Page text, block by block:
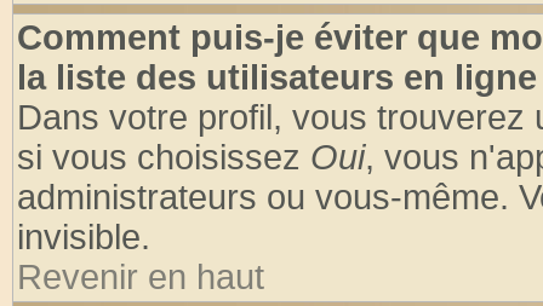
Comment puis-je éviter que
la liste des utilisateurs en
Dans votre profil, vous trouverez
si vous choisissez Oui, vous
administrateurs ou vous-même.
invisible.
Revenir en haut